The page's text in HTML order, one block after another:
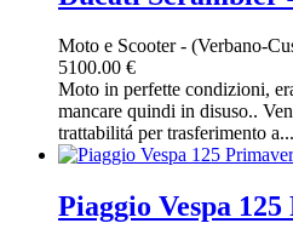
Moto e Scooter- (Verbano-
5100.00 €
Moto in perfette condizioni,
mancare quindi in disuso..
trattabilitá per trasferimento a...
Piaggio Vespa